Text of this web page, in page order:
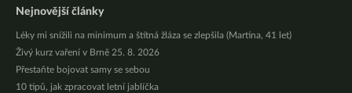
Nejnovější články
Léky mi snížili na minimum a štítná žláza se zlepšila (Martina, 41 let)
Živý kurz vaření v Brně 25. 8. 2026
Přestaňte bojovat samy se sebou
10 tipů, jak zpracovat letní jablíčka